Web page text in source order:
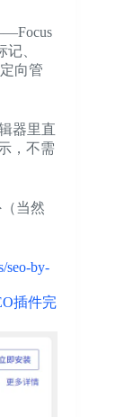
记、
向管
器里直
，不需
（当然
seo-by-
插件完